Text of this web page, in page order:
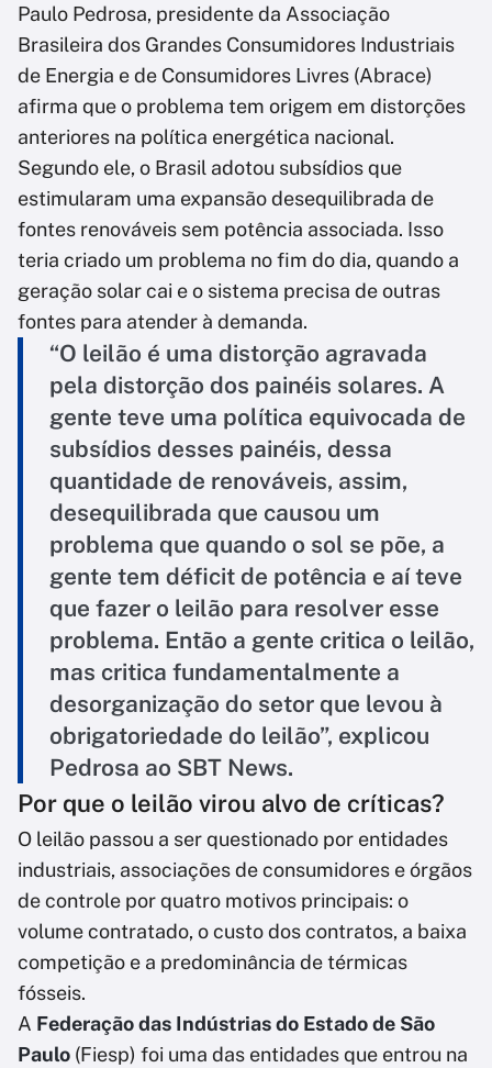
Paulo Pedrosa, presidente da Associação
Brasileira dos Grandes Consumidores Industriais
de Energia e de Consumidores Livres (Abrace)
afirma que o problema tem origem em distorções
anteriores na política energética nacional.
Segundo ele, o Brasil adotou subsídios que
estimularam uma expansão desequilibrada de
fontes renováveis sem potência associada. Isso
teria criado um problema no fim do dia, quando a
geração solar cai e o sistema precisa de outras
fontes para atender à demanda.
“O leilão é uma distorção agravada
pela distorção dos painéis solares. A
gente teve uma política equivocada de
subsídios desses painéis, dessa
quantidade de renováveis, assim,
desequilibrada que causou um
problema que quando o sol se põe, a
gente tem déficit de potência e aí teve
que fazer o leilão para resolver esse
problema. Então a gente critica o leilão,
mas critica fundamentalmente a
desorganização do setor que levou à
obrigatoriedade do leilão”, explicou
Pedrosa ao SBT News.
Por que o leilão virou alvo de críticas?
O leilão passou a ser questionado por entidades
industriais, associações de consumidores e órgãos
de controle por quatro motivos principais: o
volume contratado, o custo dos contratos, a baixa
competição e a predominância de térmicas
fósseis.
A Federação das Indústrias do Estado de São
Paulo (Fiesp) foi uma das entidades que entrou na